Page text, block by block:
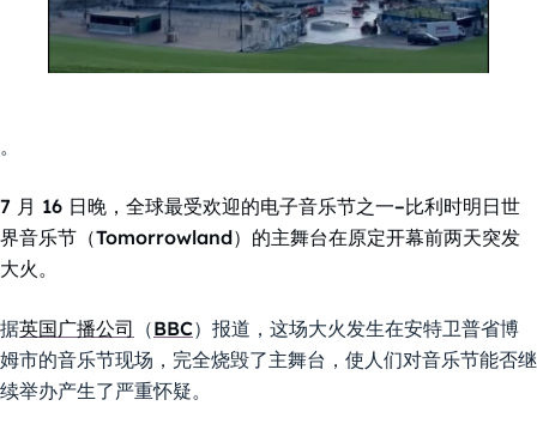
。
7 月 16 日晚，全球最受欢迎的电子音乐节之一–比利时明日世
界音乐节（Tomorrowland）的主舞台在原定开幕前两天突发
大火。
据英国广播公司 （BBC）报道，这场大火发生在安特卫普省博
姆市的音乐节现场，完全烧毁了主舞台，使人们对音乐节能否继
续举办产生了严重怀疑。